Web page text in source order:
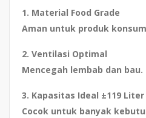
1. Material Food Grade
Aman untuk produk
2. Ventilasi Optimal
Mencegah lembab dan bau.
3. Kapasitas Ideal ±119 Liter
Cocok untuk banyak